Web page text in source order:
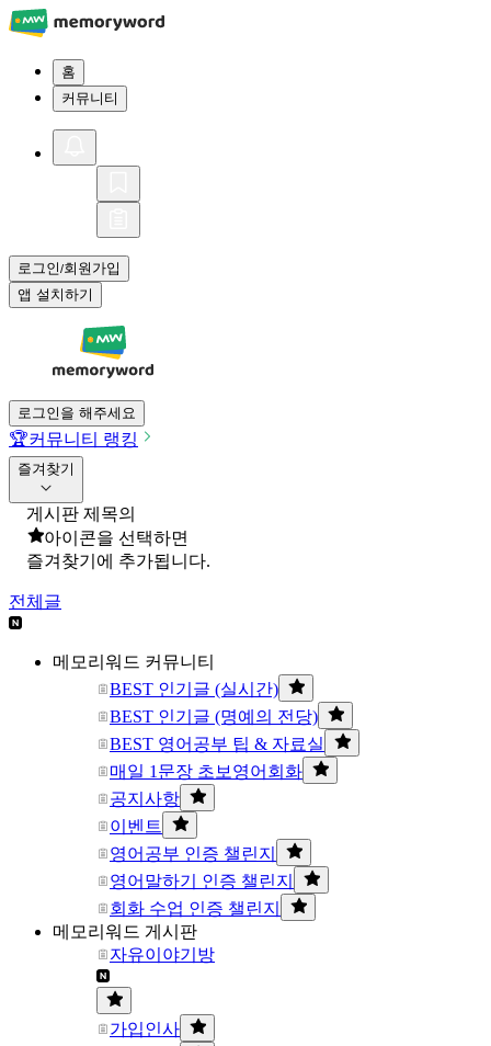
홈
커뮤니티
로그인/회원가입
앱 설치하기
로그인을 해주세요
🏆커뮤니티 랭킹
즐겨찾기
게시판 제목의
아이콘을 선택하면
즐겨찾기에 추가됩니다.
전체글
메모리워드 커뮤니티
BEST 인기글 (실시간)
BEST 인기글 (명예의 전당)
BEST 영어공부 팁 & 자료실
매일 1문장 초보영어회화
공지사항
이벤트
영어공부 인증 챌린지
영어말하기 인증 챌린지
회화 수업 인증 챌린지
메모리워드 게시판
자유이야기방
가입인사